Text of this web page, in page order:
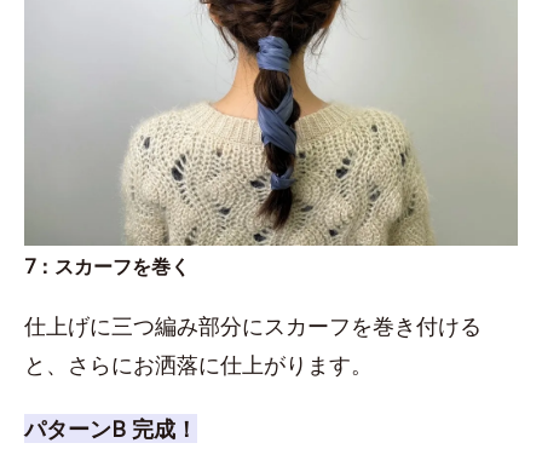
7：スカーフを巻く
仕上げに三つ編み部分にスカーフを巻き付ける
と、さらにお洒落に仕上がります。
パターンB 完成！